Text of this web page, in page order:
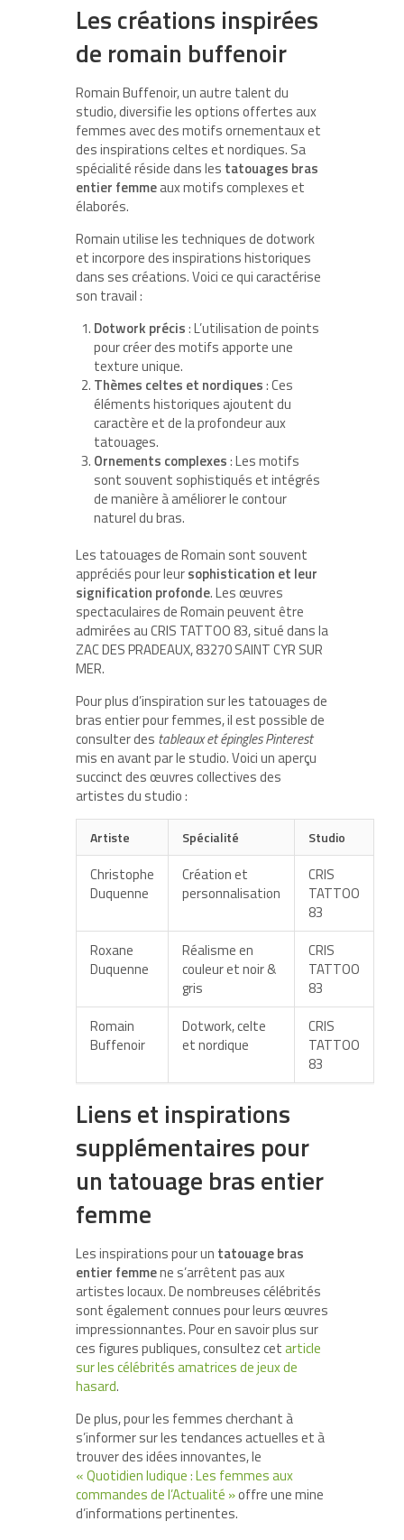
Les créations inspirées
de romain buffenoir
Romain Buffenoir, un autre talent du
studio, diversifie les options offertes aux
femmes avec des motifs ornementaux et
des inspirations celtes et nordiques. Sa
spécialité réside dans les tatouages bras
entier femmeaux motifs complexes et
élaborés.
Romain utilise les techniques de dotwork
et incorpore des inspirations historiques
dans ses créations. Voici ce qui caractérise
son travail :
Dotwork précis: L’utilisation de points
pour créer des motifs apporte une
texture unique.
Thèmes celtes et nordiques: Ces
éléments historiques ajoutent du
caractère et de la profondeur aux
tatouages.
Ornements complexes: Les motifs
sont souvent sophistiqués et intégrés
de manière à améliorer le contour
naturel du bras.
Les tatouages de Romain sont souvent
appréciés pour leursophistication et leur
signification profonde. Les œuvres
spectaculaires de Romain peuvent être
admirées au CRIS TATTOO 83, situé dans la
ZAC DES PRADEAUX, 83270 SAINT CYR SUR
MER.
Pour plus d’inspiration sur les tatouages de
bras entier pour femmes, il est possible de
consulter des tableaux et épingles Pinterest
mis en avant par le studio. Voici un aperçu
succinct des œuvres collectives des
artistes du studio :
Artiste Spécialité Studio
Christophe
Duquenne
Création et
personnalisation
CRIS
TATTOO
83
Roxane
Duquenne
Réalisme en
couleur et noir &
gris
CRIS
TATTOO
83
Romain
Buffenoir
Dotwork, celte
et nordique
CRIS
TATTOO
83
Liens et inspirations
supplémentaires pour
un tatouage bras entier
femme
Les inspirations pour un tatouage bras
entier femmene s’arrêtent pas aux
artistes locaux. De nombreuses célébrités
sont également connues pour leurs œuvres
impressionnantes. Pour en savoir plus sur
ces figures publiques, consultez cetarticle
sur les célébrités amatrices de jeux de
hasard.
De plus, pour les femmes cherchant à
s’informer sur les tendances actuelles et à
trouver des idées innovantes, le
« Quotidien ludique : Les femmes aux
commandes de l’Actualité »offre une mine
d’informations pertinentes.